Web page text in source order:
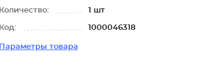
Количество: 1 шт
Код: 1000046318
Параметры товара